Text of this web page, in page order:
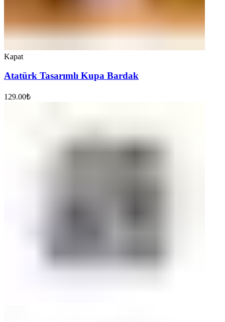
Kapat
Atatürk Tasarımlı Kupa Bardak
129.00₺